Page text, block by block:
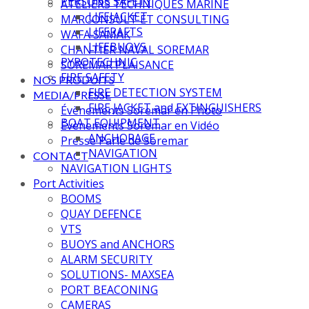
ATELIERS TECHNIQUES MARINE
MARCONSULT ET CONSULTING
WAFA SAMAK
CHANTIER NAVAL SOREMAR
SOREMAR PLAISANCE
NOS PRODUITS
MEDIA/PRESSE
Évènements Soremar en Photo
Évènements Soremar en Vidéo
Presse Parle de Soremar
CONTACT
LIFEJACKET
LIFERAFTS
LIFEBUOYS
PYROTECHNIC
FIRE SAFETY
FIRE DETECTION SYSTEM
FIRE JACKET and EXTINGUISHERS
BOAT EQUIPMENT
ANCHORAGE
NAVIGATION
NAVIGATION LIGHTS
Port Activities
BOOMS
QUAY DEFENCE
VTS
BUOYS and ANCHORS
ALARM SECURITY
SOLUTIONS- MAXSEA
PORT BEACONING
CAMERAS